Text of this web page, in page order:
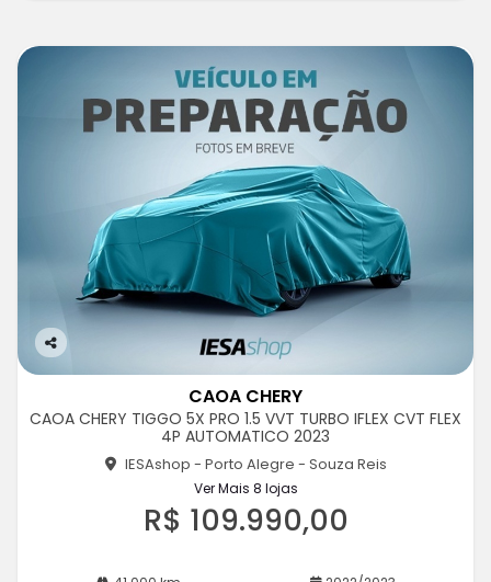
Co
rtil
CAOA CHERY
CAOA CHERY TIGGO 5X PRO 1.5 VVT TURBO IFLEX CVT FLEX
4P AUTOMATICO 2023
IESAshop - Porto Alegre - Souza Reis
Ver Mais 8 lojas
R$ 109.990,00